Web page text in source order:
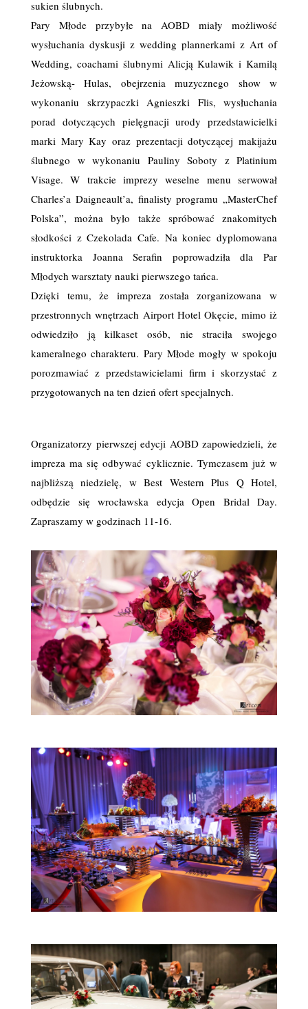
sukien ślubnych.
Pary Młode przybyłe na AOBD miały możliwość
wysłuchania dyskusji z wedding plannerkami z Art of
Wedding, coachami ślubnymi Alicją Kulawik i Kamilą
Jeżowską- Hulas, obejrzenia muzycznego show w
wykonaniu skrzypaczki Agnieszki Flis, wysłuchania
porad dotyczących pielęgnacji urody przedstawicielki
marki Mary Kay oraz prezentacji dotyczącej makijażu
ślubnego w wykonaniu Pauliny Soboty z Platinium
Visage. W trakcie imprezy weselne menu serwował
Charles’a Daigneault’a, finalisty programu „MasterChef
Polska”, można było także spróbować znakomitych
słodkości z Czekolada Cafe. Na koniec dyplomowana
instruktorka Joanna Serafin poprowadziła dla Par
Młodych warsztaty nauki pierwszego tańca.
Dzięki temu, że impreza została zorganizowana w
przestronnych wnętrzach Airport Hotel Okęcie, mimo iż
odwiedziło ją kilkaset osób, nie straciła swojego
kameralnego charakteru. Pary Młode mogły w spokoju
porozmawiać z przedstawicielami firm i skorzystać z
przygotowanych na ten dzień ofert specjalnych.
Organizatorzy pierwszej edycji AOBD zapowiedzieli, że
impreza ma się odbywać cyklicznie. Tymczasem już w
najbliższą niedzielę, w Best Western Plus Q Hotel,
odbędzie się wrocławska edycja Open Bridal Day.
Zapraszamy w godzinach 11-16.